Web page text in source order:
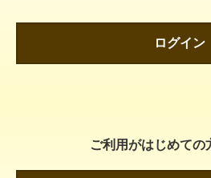
ログイン
ご利用がはじめての